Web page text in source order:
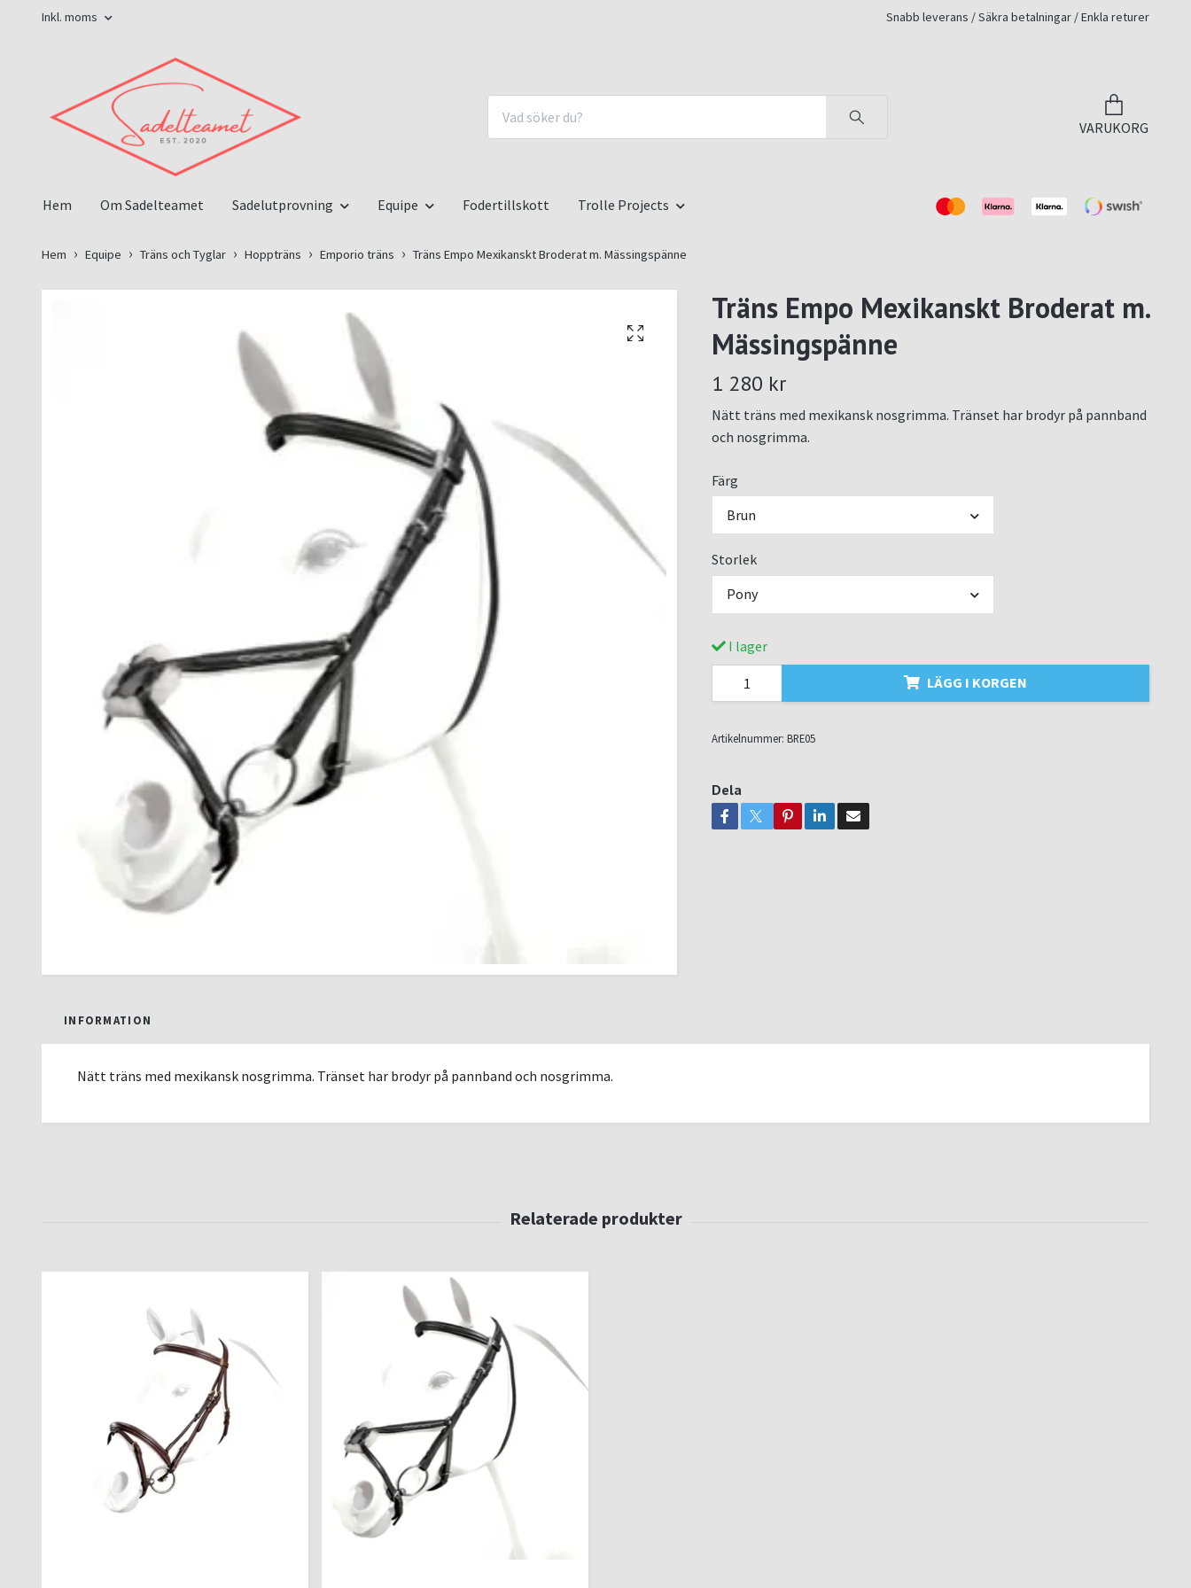
Inkl. moms Snabb leverans / Säkra betalningar / Enkla returer
VARUKORG
Hem Om Sadelteamet Sadelutprovning Equipe Fodertillskott Trolle Projects
Hem Equipe Träns och Tyglar Hoppträns Emporio träns Träns Empo Mexikanskt Broderat m. Mässingspänne
Träns Empo Mexikanskt Broderat m.
Mässingspänne
1 280 kr
Nätt träns med mexikansk nosgrimma. Tränset har brodyr på pannband
och nosgrimma.
Färg
Brun
Storlek
Pony
I lager
LÄGG I KORGEN
Artikelnummer: BRE05
Dela
INFORMATION
Nätt träns med mexikansk nosgrimma. Tränset har brodyr på pannband och nosgrimma.